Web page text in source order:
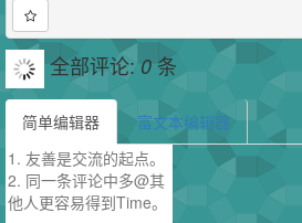
全部评论: 0 条
简单编辑器 富文本编辑器